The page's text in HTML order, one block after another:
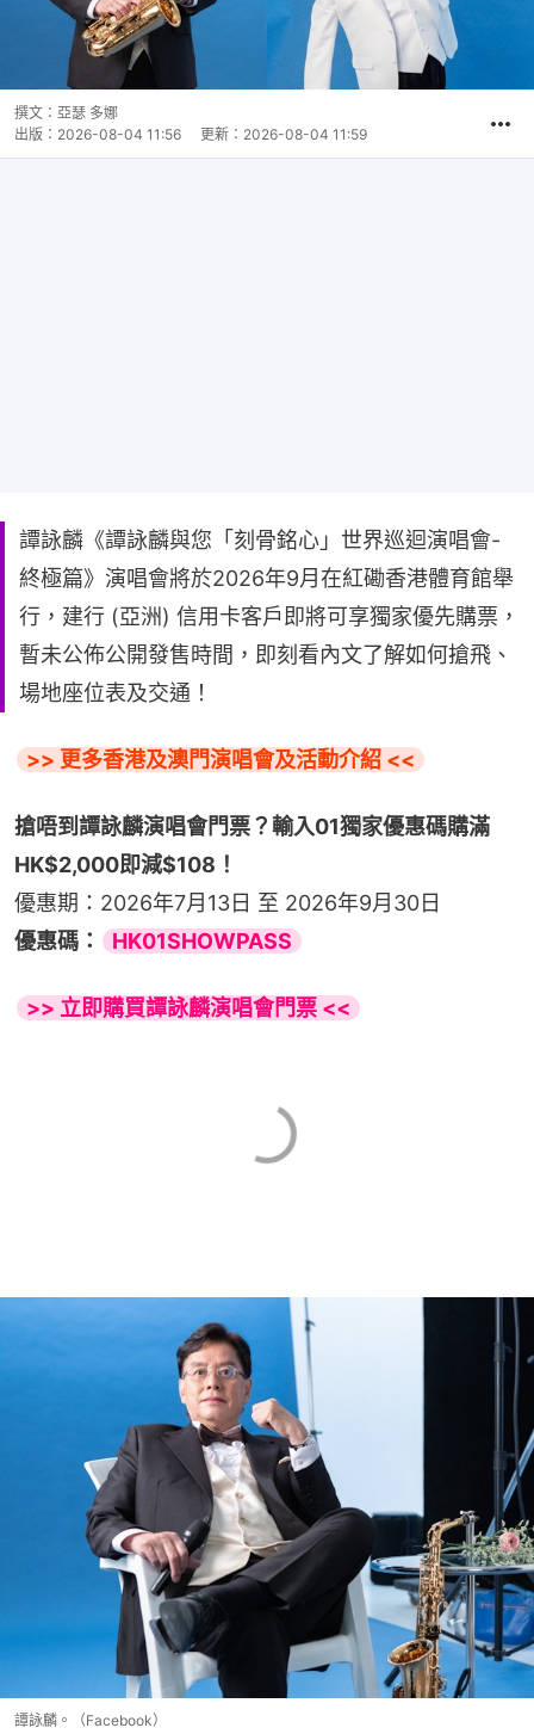
撰文： 亞瑟 多娜
出版： 2026-08-04 11:56 更新： 2026-08-04 11:59
譚詠麟《譚詠麟與您「刻骨銘心」世界巡迴演唱會-
終極篇》演唱會將於2026年9月在紅磡香港體育館舉
行，建行 (亞洲) 信用卡客戶即將可享獨家優先購票，
暫未公佈公開發售時間，即刻看內文了解如何搶飛、
場地座位表及交通！
>> 更多香港及澳門演唱會及活動介紹 <<
搶唔到譚詠麟演唱會門票？輸入01獨家優惠碼購滿
HK$2,000即減$108！
優惠期：2026年7月13日 至 2026年9月30日
優惠碼：
HK01SHOWPASS
>> 立即購買譚詠麟演唱會門票 <<
譚詠麟。（Facebook）